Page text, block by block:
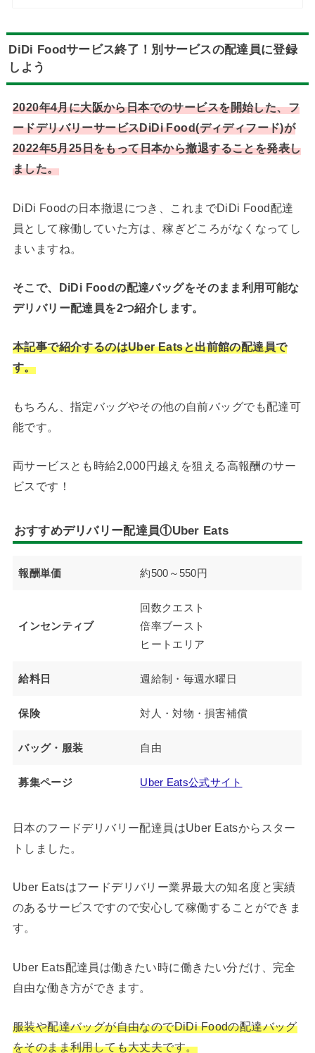
DiDi Foodサービス終了！別サービスの配達員に登録
しよう
2020年4月に大阪から日本でのサービスを開始した、フ
ードデリバリーサービスDiDi Food(ディディフード)が
2022年5月25日をもって日本から撤退することを発表し
ました。
DiDi Foodの日本撤退につき、これまでDiDi Food配達
員として稼働していた方は、稼ぎどころがなくなってし
まいますね。
そこで、DiDi Foodの配達バッグをそのまま利用可能な
デリバリー配達員を2つ紹介します。
本記事で紹介するのはUber Eatsと出前館の配達員で
す。
もちろん、指定バッグやその他の自前バッグでも配達可
能です。
両サービスとも時給2,000円越えを狙える高報酬のサー
ビスです！
おすすめデリバリー配達員①Uber Eats
報酬単価 約500～550円
インセンティブ
回数クエスト
倍率ブースト
ヒートエリア
給料日 週給制・毎週水曜日
保険 対人・対物・損害補償
バッグ・服装 自由
募集ページ Uber Eats公式サイト
日本のフードデリバリー配達員はUber Eatsからスター
トしました。
Uber Eatsはフードデリバリー業界最大の知名度と実績
のあるサービスですので安心して稼働することができま
す。
Uber Eats配達員は働きたい時に働きたい分だけ、完全
自由な働き方ができます。
服装や配達バッグが自由なのでDiDi Foodの配達バッグ
をそのまま利用しても大丈夫です。